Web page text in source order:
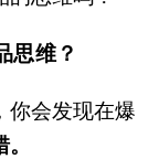
思维？
你会发现在爆